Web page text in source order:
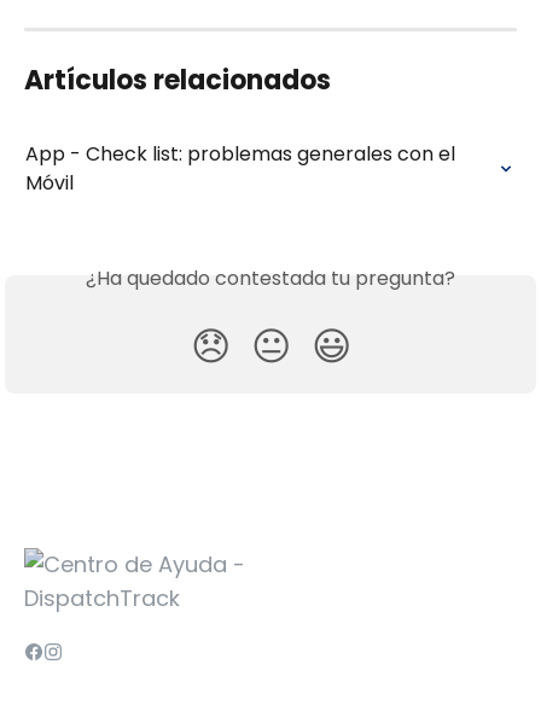
Artículos relacionados
App - Check list: problemas generales con el
Móvil
¿Ha quedado contestada tu pregunta?
😞 😐 😃